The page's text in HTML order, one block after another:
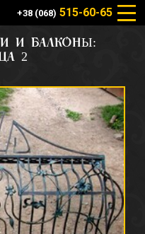
+38 (068) 515-60-65
И БАЛКОНЫ:
2